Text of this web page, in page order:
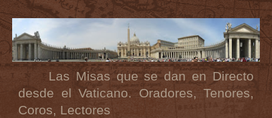
Las Misas que se dan en Directo
desde el Vaticano. Oradores, Tenores,
Coros, Lectores